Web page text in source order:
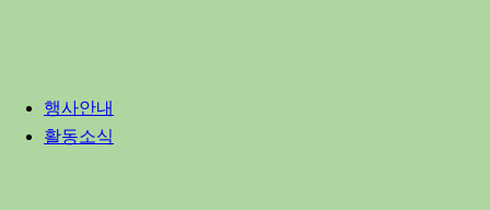
행사안내
활동소식